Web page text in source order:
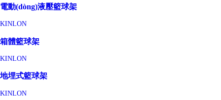
電動(dòng)液壓籃球架
KINLON
箱體籃球架
KINLON
地埋式籃球架
KINLON